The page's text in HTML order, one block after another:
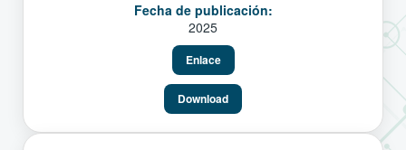
Fecha de publicación:
2025
Enlace
Download